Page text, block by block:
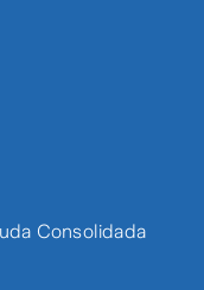
Consolidada